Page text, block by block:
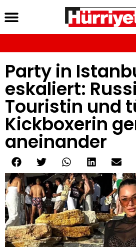
Party in
eskaliert:
Touristin und
Kickboxerin
aneinander